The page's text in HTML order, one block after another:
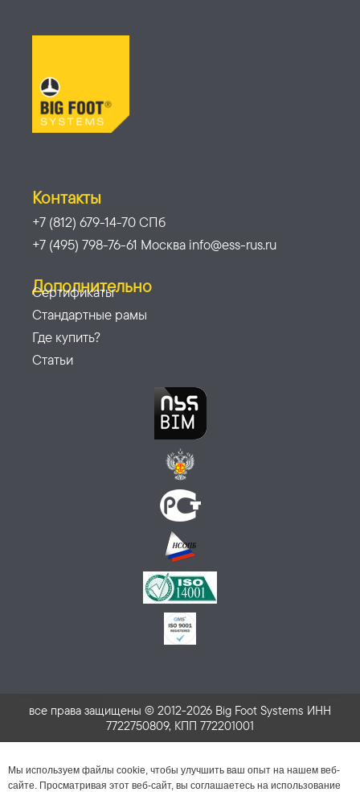
Контакты
+7 (812) 679-14-70 СПб
+7 (495) 798-76-61 Москва info@ess-rus.ru
Дополнительно
Сертификаты
Стандартные рамы
Где купить?
Статьи
все права защищены © 2012-2026 Big Foot Systems ИНН
7722750809, КПП 772201001
Мы используем файлы cookie, чтобы улучшить ваш опыт на нашем веб-
сайте. Просматривая этот веб-сайт, вы соглашаетесь на использование